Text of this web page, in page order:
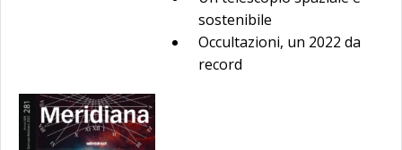
sostenibile
Occultazioni, un 2022 da
record